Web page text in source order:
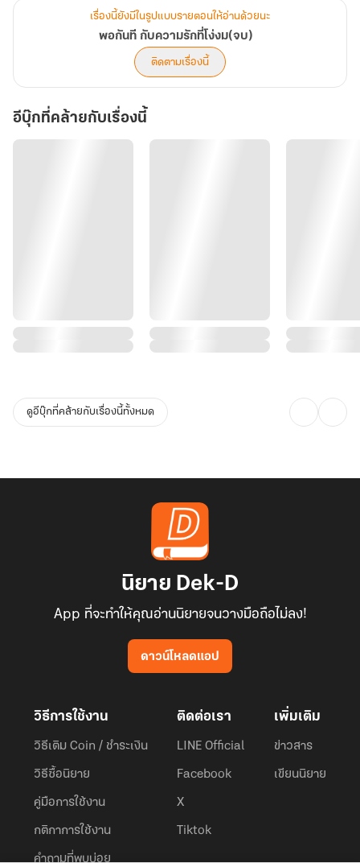
เรื่องนี้ยังมีในรูปแบบรายตอนให้อ่านด้วยนะ
พอกันที กับความรักที่โง่งม(จบ)
ติดตามเรื่องนี้
อีบุ๊กที่คล้ายกับเรื่องนี้
ดูอีบุ๊กที่คล้ายกับเรื่องนี้ทั้งหมด
นิยาย Dek-D
App ที่จะทำให้คุณอ่านนิยายจนวางมือถือไม่ลง!
ดาวน์โหลดแอป
วิธีการใช้งาน
วิธีเติม Coin / ชำระเงิน
วิธีซื้อนิยาย
คู่มือการใช้งาน
กติกาการใช้งาน
คำถามที่พบบ่อย
ติดต่อเรา
LINE Official
Facebook
X
Tiktok
เพิ่มเติม
ข่าวสาร
เขียนนิยาย